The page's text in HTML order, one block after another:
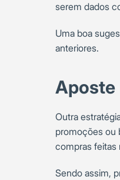
serem dados
Uma boa
anteriores.
Aposte
Outra
promoções ou
compras feitas
Sendo assim,